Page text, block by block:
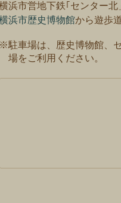
浜市営地下鉄｢センター北
浜市歴史博物館から遊歩
※駐車場は、歴史博物館、
場をご利用ください。